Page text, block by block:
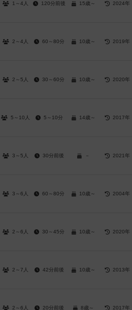
1～4人 120分前後 15歳～ 2024年
2～4人 60～80分 10歳～ 2019年
2～5人 30～60分 10歳～ 2020年
5～10人 5～10分 14歳～ 2017年
3～5人 30分前後 － 2021年
3～6人 60～80分 10歳～ 2004年
2～6人 30～45分 10歳～ 2020年
2～7人 42分前後 10歳～ 2013年
2～6人 20分前後 8歳～ 2017年